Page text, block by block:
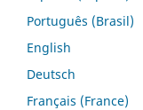
Português (Brasil)
English
Deutsch
Français (France)